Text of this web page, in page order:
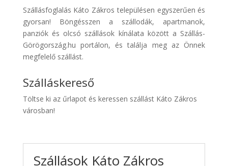
Discover
Cars
Transzfer
Kiwi
Taxi
Szállásfoglalás Káto Zákros településen egyszerűen és
gyorsan! Böngésszen a szállodák, apartmanok,
panziók és olcsó szállások kínálata között a Szállás-
Görögország.hu portálon, és találja meg az Önnek
megfelelő szállást.
Szálláskereső
Töltse ki az űrlapot és keressen szállást Káto Zákros
városban!
Szállások Káto Zákros